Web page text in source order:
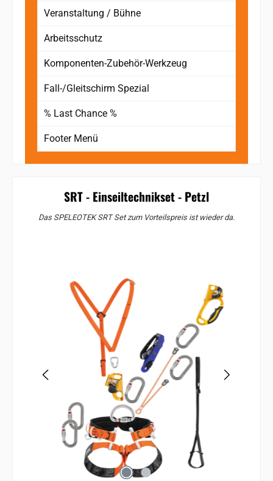
Veranstaltung / Bühne
Arbeitsschutz
Komponenten-Zubehör-Werkzeug
Fall-/Gleitschirm Spezial
% Last Chance %
Footer Menü
SRT - Einseiltechnikset - Petzl
Das SPELEOTEK SRT Set zum Vorteilspreis ist wieder da.